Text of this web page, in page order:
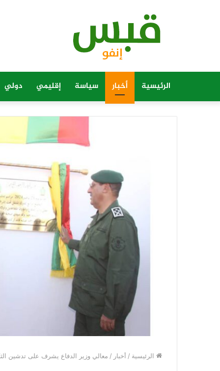
الرئيسية أخبار سياسة إقليمي دولي
الرئيسية / أخبار / معالي وزير الدفاع يشرف على تدشين